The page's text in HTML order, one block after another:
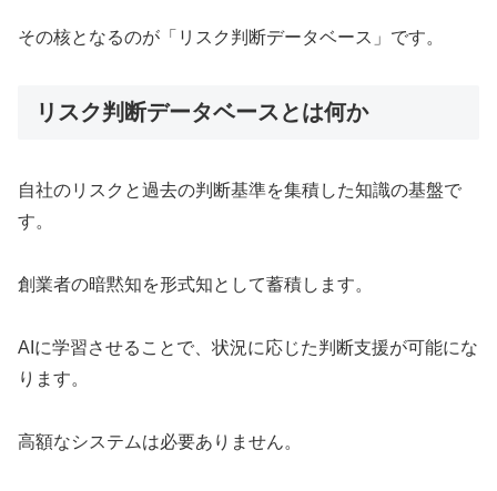
その核となるのが「リスク判断データベース」です。
リスク判断データベースとは何か
自社のリスクと過去の判断基準を集積した知識の基盤で
す。
創業者の暗黙知を形式知として蓄積します。
AIに学習させることで、状況に応じた判断支援が可能にな
ります。
高額なシステムは必要ありません。